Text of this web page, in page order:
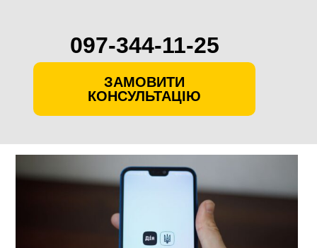
Skip
097-344-11-25
ЗАМОВИТИ
КОНСУЛЬТАЦІЮ